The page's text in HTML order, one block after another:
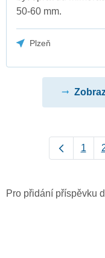
50-60 mm.
Plzeň
1
Pro přidání příspěvku